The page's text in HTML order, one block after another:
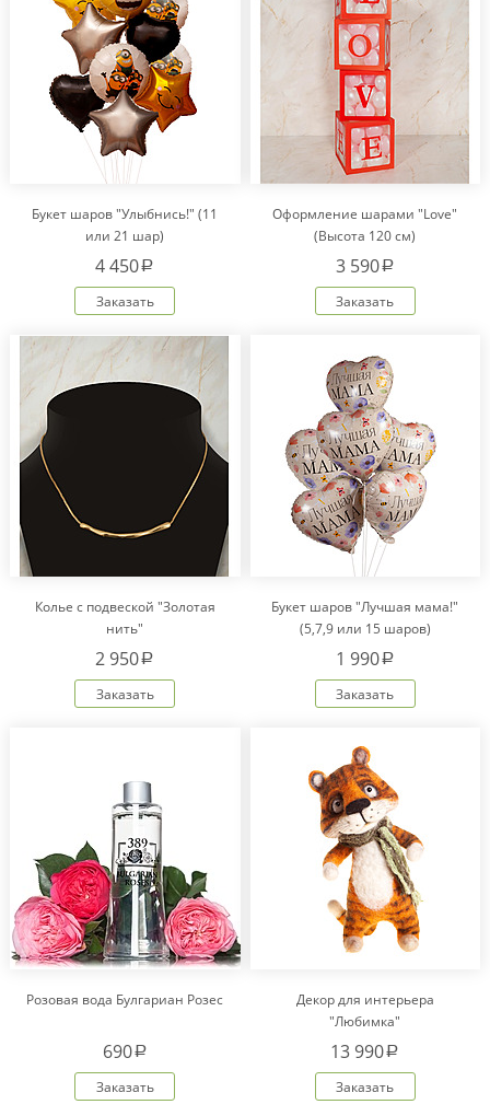
Букет шаров "Улыбнись!" (11
или 21 шар)
4 450a
Заказать
Оформление шарами "Love"
(Высота 120 см)
3 590a
Заказать
Колье с подвеской "Золотая
нить"
2 950a
Заказать
Букет шаров "Лучшая мама!"
(5,7,9 или 15 шаров)
1 990a
Заказать
Розовая вода Булгариан Розес
690a
Заказать
Декор для интерьера
"Любимка"
13 990a
Заказать